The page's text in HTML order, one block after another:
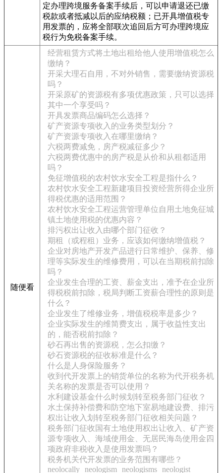
定办理跨境服务备案手续后，可以申请退还已缴
税款或者抵减以后的应纳税额；已开具增值税专
用发票的，应将全部联次追回后方可办理跨境应
税行为免税备案手续。
随便看
经营租赁方式将土地出租给他人使用增值税怎么
缴纳？
开采大理石自用，不对外销售，需要缴纳资源税
吗？
开采原矿的资源税有多项优惠政策，只可以选择
其中一个享受吗？
开具发票商品编码怎么选择？
矿产资源专项收入的业务类型划分？
矿产资源专项收入在哪里缴纳？
六税两费减免，房产税减征多少？
六税两费优惠中的房产税是从价和从租都适用
吗？
免征增值税的农村饮水安全工程是指什么？
农村饮水安全工程新建项目投资经营所得企业所
得税优惠的适用范围？
农村饮水安全工程运营管理单位自用土地免征城
镇土地使用税的优惠内容？
排污权出让收入由哪个部门征收？
期租（或程租）业务，应该如何缴纳增值税？
企业对房地产开发产品进行日常维护、保养、修
理等实际发生的维修费用，可以在当期税前扣除
吗？
企业发生合理的工资、薪金支出，准予在企业所
得税税前扣除，税局判断工资薪合理性的原则是
什么？
企业发生了维修业务，增值税税率是多少？
企业实际发生的维简费支出，属于收益性支出
的，能否税前扣除？
砂石再出售的资源税，怎么扣缴？
砂石资源税的征收标准是什么？
什么是人身保险服务？
收到代开发票上的销货单位的名称为代开税务机
关名称的发票是否可以使用？
水利建设基金什么时候划转至税务部门征收？
水土保持补偿费和防空地下室易地建设费、排污
权出让收入划转至税务部门征收相关问题？
税务部门征收国有土地使用权出让收入、矿产资
源专项收入、海域使用金、无居民海岛使用金四
项政府非税收入是使用发票吗？
税务机关代开发票的业务范围有哪些？
neolocally
neologism neologisms neologist